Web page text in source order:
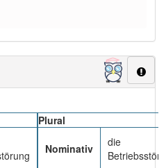
: 1
Plural
Nominativ
die